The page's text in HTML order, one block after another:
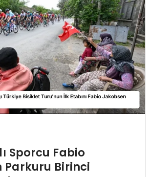
Sporcu Fabio
Parkuru Birinci